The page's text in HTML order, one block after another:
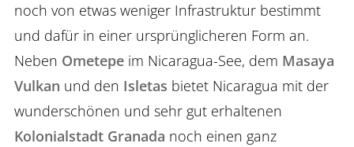
noch von etwas weniger Infrastruktur bestimmt
und dafür in einer ursprünglicheren Form an.
Neben Ometepe im Nicaragua-See, dem Masaya
Vulkan und den Isletas bietet Nicaragua mit der
wunderschönen und sehr gut erhaltenen
Kolonialstadt Granada noch einen ganz